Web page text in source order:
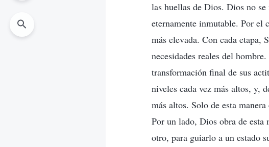
las huellas de Dios. Dios no
eternamente inmutable. Por el
más elevada. Con cada etapa,
necesidades reales del
transformación final de sus
niveles cada vez más altos, y,
más altos. Solo de esta
Por un lado, Dios obra de esta
otro, para guiarlo a un estado